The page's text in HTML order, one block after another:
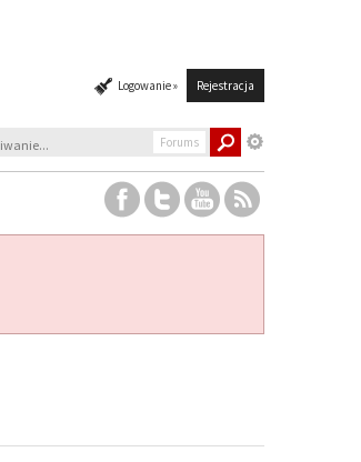
Logowanie » Rejestracja
Forums